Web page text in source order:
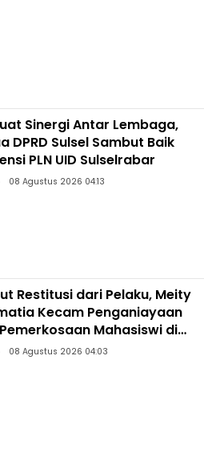
Sinergi Antar Lembaga,
DPRD Sulsel Sambut Baik
PLN UID Sulselrabar
08 Agustus 2026 04:13
Restitusi dari Pelaku, Meity
Kecam Penganiayaan
Mahasiswi di
08 Agustus 2026 04:03